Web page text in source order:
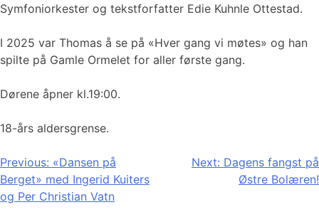
Symfoniorkester og tekstforfatter Edie Kuhnle Ottestad.
I 2025 var Thomas å se på «Hver gang vi møtes» og han
spilte på Gamle Ormelet for aller første gang.
Dørene åpner kl.19:00.
18-års aldersgrense.
Innleggsnavigasjon
Previous: «Dansen på
Berget» med Ingerid Kuiters
og Per Christian Vatn
Next: Dagens fangst på
Østre Bolæren!